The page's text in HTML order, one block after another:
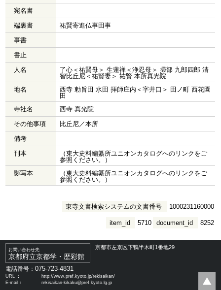
宛名書
端裏書
祐賢寄進仏事田事
事書
書止
人名
了心＜祐賢母＞ 生蓮禅＜浄忍母＞ 掃部 九郎四郎 清
智比丘尼＜祐賢妻＞ 祐賢 本所真光院
地名
西寺 勅旨田 水田 拝師庄内＜字井口＞ 田ノ町 西花園
田
寺社名
西寺 真光院
その他事項
比丘尼／本所
備考
刊本
（東大史料編纂所ユニオンカタログへのリンクをご
参照ください。）
影写本
（東大史料編纂所ユニオンカタログへのリンクをご
参照ください。）
東寺文書検索システムの文書番号 1000231160000
document_id 8252
item_id 5710
お問い合わせ先
京都府立京都学・歴彩館
京都市左京区下鴨半木町1番地29
電話番号：075-723-4831
URL ：
http://www.pref.kyoto.jp/rekisaikan/
E-mail：
rekisaikan-kikaku@pref.kyoto.lg.jp